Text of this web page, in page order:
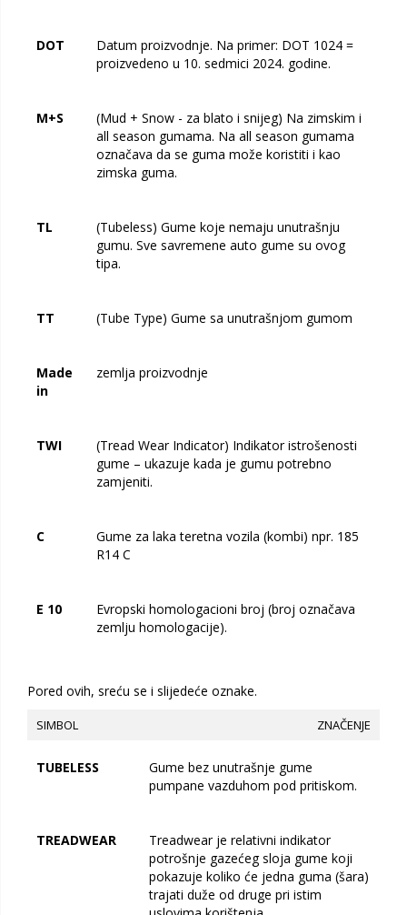
DOT
Datum proizvodnje. Na primer: DOT 1024 =
proizvedeno u 10. sedmici 2024. godine.
M+S
(Mud + Snow - za blato i snijeg) Na zimskim i
all season gumama. Na all season gumama
označava da se guma može koristiti i kao
zimska guma.
TL
(Tubeless) Gume koje nemaju unutrašnju
gumu. Sve savremene auto gume su ovog
tipa.
TT (Tube Type) Gume sa unutrašnjom gumom
Made
in
zemlja proizvodnje
TWI
(Tread Wear Indicator) Indikator istrošenosti
gume – ukazuje kada je gumu potrebno
zamjeniti.
C
Gume za laka teretna vozila (kombi) npr. 185
R14 C
E 10
Evropski homologacioni broj (broj označava
zemlju homologacije).
Pored ovih, sreću se i slijedeće oznake.
SIMBOL ZNAČENJE
TUBELESS
Gume bez unutrašnje gume
pumpane vazduhom pod pritiskom.
TREADWEAR
Treadwear je relativni indikator
potrošnje gazećeg sloja gume koji
pokazuje koliko će jedna guma (šara)
trajati duže od druge pri istim